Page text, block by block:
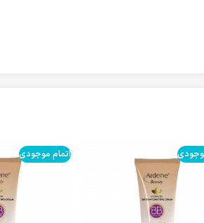
اتمام موجودی